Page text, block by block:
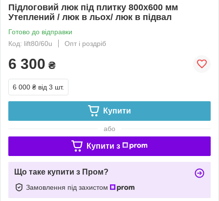
Підлоговий люк під плитку 800x600 мм
Утеплений / люк в льох/ люк в підвал
Готово до відправки
Код: lift80/60u
Опт і роздріб
6 300 ₴
6 000 ₴ від 3 шт.
Купити
або
Купити з
Що таке купити з Пром?
Замовлення під захистом